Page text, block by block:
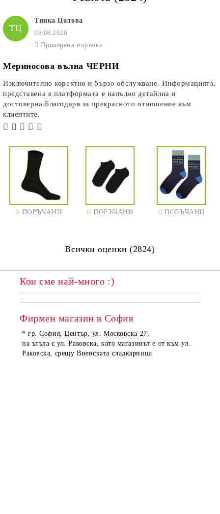
ТЦ
Тинка Цолова
08.08.2026
Проверена поръчка
Мериносова вълна ЧЕРНИ
Изключително коректно и бързо обслужване. Информацията,
представена в платформата е напълно детайлна и
достоверна.Благодаря за прекрасното отношение към
клиентите.
ПОРЪЧАНИ ПОРЪЧАНИ ПОРЪЧАНИ
ПОРЪЧАНИ
Всички оценки (2824)
Кои сме най-много :)
Фирмен магазин в София
* гр. София, Център, ул. Московска 27,
на ъгъла с ул. Раковска, като магазинът е от към ул.
Раковска, срещу Виенската сладкарница